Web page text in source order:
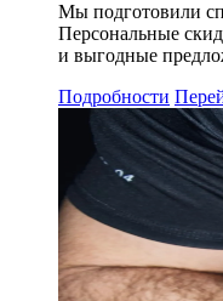
Мы подготовили
Персональные
и выгодные
Подробности